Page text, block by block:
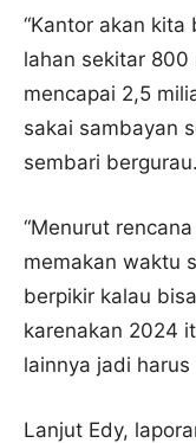
“Kantor akan
lahan sekitar 800
mencapai 2,5
sakai sambayan
sembari bergurau.
“Menurut
memakan waktu
berpikir kalau
karenakan 2024
lainnya jadi
Lanjut Edy,